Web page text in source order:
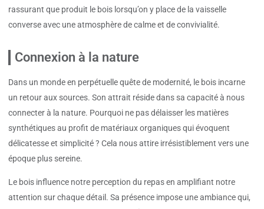
rassurant que produit le bois lorsqu’on y place de la vaisselle
converse avec une atmosphère de calme et de convivialité.
Connexion à la nature
Dans un monde en perpétuelle quête de modernité, le bois incarne
un retour aux sources. Son attrait réside dans sa capacité à nous
connecter à la nature. Pourquoi ne pas délaisser les matières
synthétiques au profit de matériaux organiques qui évoquent
délicatesse et simplicité ? Cela nous attire irrésistiblement vers une
époque plus sereine.
Le bois influence notre perception du repas en amplifiant notre
attention sur chaque détail. Sa présence impose une ambiance qui,